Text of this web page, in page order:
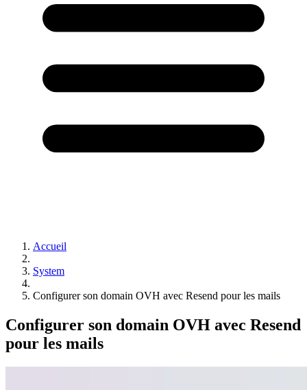
Accueil
System
Configurer son domain OVH avec Resend pour les mails
Configurer son domain OVH avec Resend
pour les mails